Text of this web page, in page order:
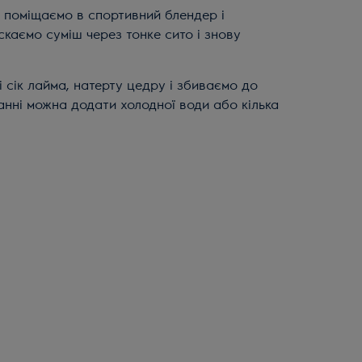
поміщаємо в спортивний блендер і
суміш через тонке сито і знову
лайма, натерту цедру і збиваємо до
можна додати холодної води або кілька